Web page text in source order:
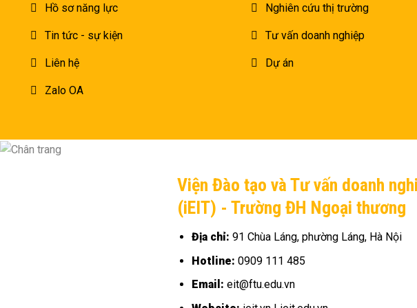
Hồ sơ năng lực
Tin tức - sự kiện
Liên hệ
Zalo OA
Nghiên cứu thị trường
Tư vấn doanh nghiệp
Dự án
Viện Đào tạo và Tư vấn doanh
(iEIT) - Trường ĐH Ngoại thương
Địa chỉ: 91 Chùa Láng, phường Láng, Hà Nội
Hotline: 0909 111 485
Email: eit@ftu.edu.vn